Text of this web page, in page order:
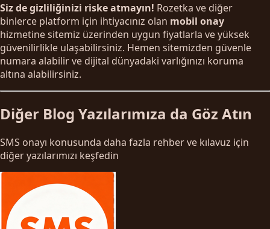
Siz de gizliliğinizi riske atmayın! Rozetka ve diğer
binlerce platform için ihtiyacınız olan mobil onay
hizmetine sitemiz üzerinden uygun fiyatlarla ve yüksek
güvenilirlikle ulaşabilirsiniz. Hemen sitemizden güvenle
numara alabilir ve dijital dünyadaki varlığınızı koruma
altına alabilirsiniz.
Diğer Blog Yazılarımıza da Göz Atın
SMS onayı konusunda daha fazla rehber ve kılavuz için
diğer yazılarımızı keşfedin